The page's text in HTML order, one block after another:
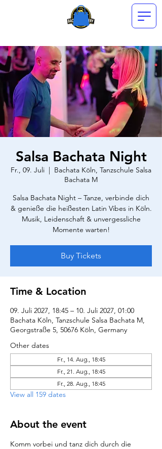
Salsa Bachata Night
Fr., 09. Juli
  |
Bachata Köln, Tanzschule Salsa
Bachata M
Salsa Bachata Night – Tanze, verbinde dich
& genieße die heißesten Latin Vibes in Köln.
Musik, Leidenschaft & unvergessliche
Momente warten!
Buy Tickets
Time & Location
09. Juli 2027, 18:45 – 10. Juli 2027, 01:00
Bachata Köln, Tanzschule Salsa Bachata M,
Georgstraße 5, 50676 Köln, Germany
Other dates
Fr., 14. Aug., 18:45
Fr., 21. Aug., 18:45
Fr., 28. Aug., 18:45
View all 159 dates
About the event
Komm vorbei und tanz dich durch die